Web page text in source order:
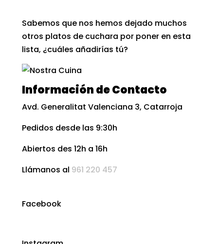
Sabemos que nos hemos dejado muchos
otros platos de cuchara por poner en esta
lista, ¿cuáles añadirías tú?
Información de Contacto
Avd. Generalitat Valenciana 3, Catarroja
Pedidos desde las 9:30h
Abiertos des 12h a 16h
Llámanos al 961 220 457
Facebook